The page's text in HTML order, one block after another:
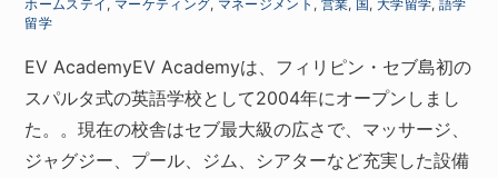
ホームステイ , マーケティング, マネージメント , 営業, 国, 大学留学, 語学
留学
EV AcademyEV Academyは、フィリピン・セブ島初の
スパルタ式の英語学校として2004年にオープンしまし
た。。現在の校舎はセブ最大級の広さで、マッサージ、
ジャグジー、プール、ジム、シアターなど充実した設備